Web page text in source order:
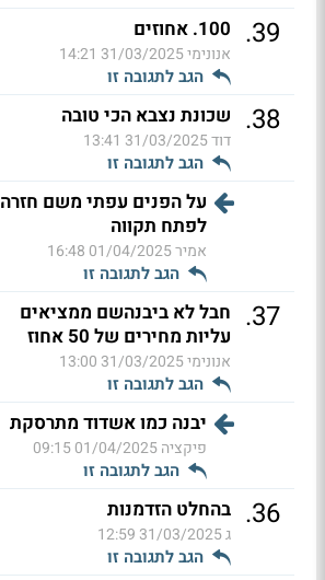
39
. 100. אחוזים
אנונימי31/03/2025 14:21
הגב לתגובה זו
38
. שכונת נצבא הכי טובה
דוד31/03/2025 13:41
הגב לתגובה זו
על הפנים עפתי משם חזרה
לפתח תקווה
אמיר01/04/2025 16:48
הגב לתגובה זו
37
. חבל לא ביבנהשם ממציאים
עליות מחירים של 50 אחוז
אנונימי31/03/2025 13:00
הגב לתגובה זו
יבנה כמו אשדוד מתרסקת
פיקציה01/04/2025 09:15
הגב לתגובה זו
36
. בהחלט הזדמנות
ג31/03/2025 12:59
הגב לתגובה זו